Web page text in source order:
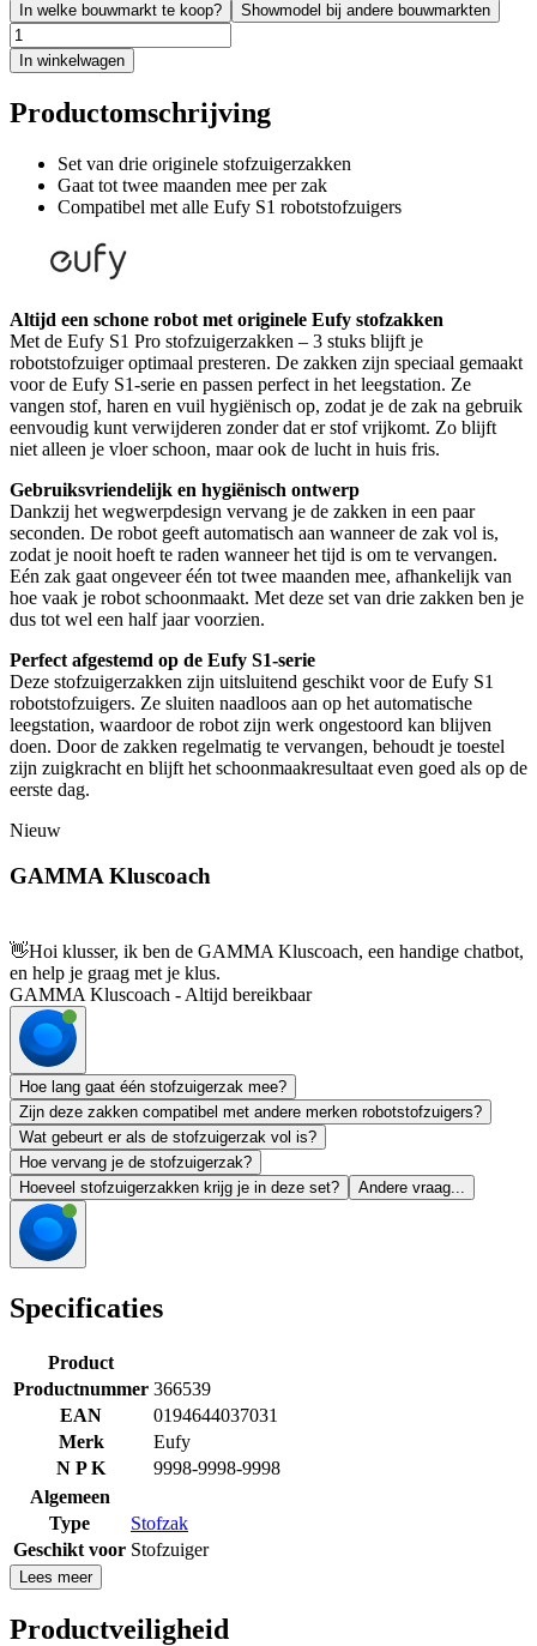
In welke bouwmarkt te koop? Showmodel bij andere bouwmarkten
In winkelwagen
Productomschrijving
Set van drie originele stofzuigerzakken
Gaat tot twee maanden mee per zak
Compatibel met alle Eufy S1 robotstofzuigers
Altijd een schone robot met originele Eufy stofzakken
Met de Eufy S1 Pro stofzuigerzakken – 3 stuks blijft je
robotstofzuiger optimaal presteren. De zakken zijn speciaal gemaakt
voor de Eufy S1-serie en passen perfect in het leegstation. Ze
vangen stof, haren en vuil hygiënisch op, zodat je de zak na gebruik
eenvoudig kunt verwijderen zonder dat er stof vrijkomt. Zo blijft
niet alleen je vloer schoon, maar ook de lucht in huis fris.
Gebruiksvriendelijk en hygiënisch ontwerp
Dankzij het wegwerpdesign vervang je de zakken in een paar
seconden. De robot geeft automatisch aan wanneer de zak vol is,
zodat je nooit hoeft te raden wanneer het tijd is om te vervangen.
Eén zak gaat ongeveer één tot twee maanden mee, afhankelijk van
hoe vaak je robot schoonmaakt. Met deze set van drie zakken ben je
dus tot wel een half jaar voorzien.
Perfect afgestemd op de Eufy S1-serie
Deze stofzuigerzakken zijn uitsluitend geschikt voor de Eufy S1
robotstofzuigers. Ze sluiten naadloos aan op het automatische
leegstation, waardoor de robot zijn werk ongestoord kan blijven
doen. Door de zakken regelmatig te vervangen, behoudt je toestel
zijn zuigkracht en blijft het schoonmaakresultaat even goed als op de
eerste dag.
Nieuw
GAMMA Kluscoach
👋Hoi klusser, ik ben de GAMMA Kluscoach, een handige chatbot,
en help je graag met je klus.
GAMMA Kluscoach - Altijd bereikbaar
Hoe lang gaat één stofzuigerzak mee?
Zijn deze zakken compatibel met andere merken robotstofzuigers?
Wat gebeurt er als de stofzuigerzak vol is?
Hoe vervang je de stofzuigerzak?
Hoeveel stofzuigerzakken krijg je in deze set?
Andere vraag...
Specificaties
Product
Productnummer 366539
EAN
0194644037031
Merk
Eufy
N P K
9998-9998-9998
Algemeen
Type
Stofzak
Geschikt voor Stofzuiger
Lees meer
Productveiligheid